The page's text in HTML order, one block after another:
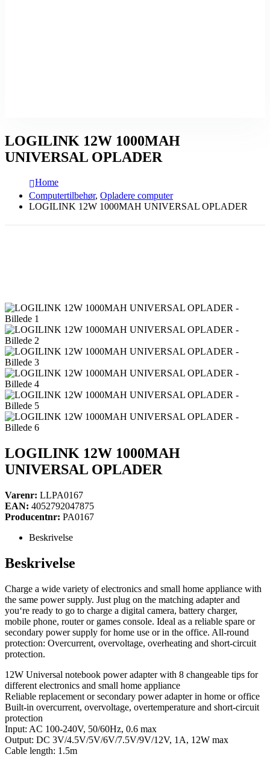
LOGILINK 12W 1000MAH
UNIVERSAL OPLADER
Home
Computertilbehør, Opladere computer
LOGILINK 12W 1000MAH UNIVERSAL OPLADER
LOGILINK 12W 1000MAH
UNIVERSAL OPLADER
Varenr: LLPA0167
EAN: 4052792047875
Producentnr: PA0167
Beskrivelse
Beskrivelse
Charge a wide variety of electronics and small home appliance with
the same power supply. Just plug on the matching adapter and
you‘re ready to go to charge a digital camera, battery charger,
mobile phone, router or games console. Ideal as a reliable spare or
secondary power supply for home use or in the office. All-round
protection: Overcurrent, overvoltage, overheating and short-circuit
protection.
12W Universal notebook power adapter with 8 changeable tips for
different electronics and small home appliance
Reliable replacement or secondary power adapter in home or office
Built-in overcurrent, overvoltage, overtemperature and short-circuit
protection
Input: AC 100-240V, 50/60Hz, 0.6 max
Output: DC 3V/4.5V/5V/6V/7.5V/9V/12V, 1A, 12W max
Cable length: 1.5m